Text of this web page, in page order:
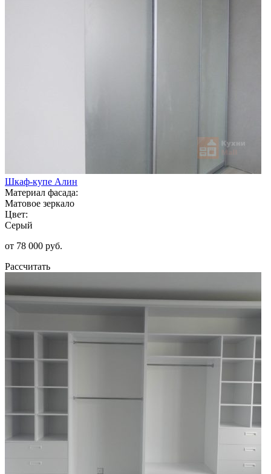
Шкаф-купе Алин
Материал фасада:
Матовое зеркало
Цвет:
Серый
от 78 000 руб.
Рассчитать